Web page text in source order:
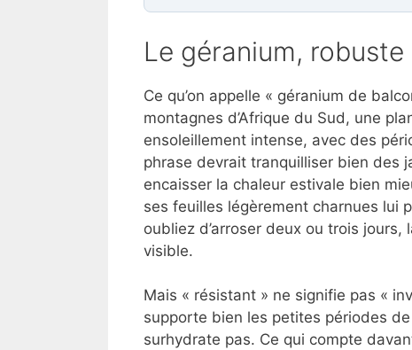
Le géranium,
Ce qu’on appelle « géranium de
montagnes d’Afrique du Sud, une
ensoleillement intense, avec des
phrase devrait tranquilliser bien des
encaisser la chaleur estivale bien
ses feuilles légèrement charnues lui
oubliez d’arroser deux ou trois
visible.
Mais « résistant » ne signifie pas «
supporte bien les petites périodes
surhydrate pas. Ce qui compte